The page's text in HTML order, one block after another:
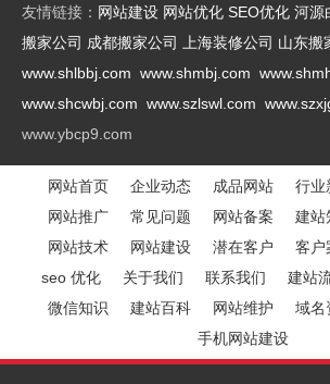
友情链接： 网站建设 网站优化 SEO优化 河源
搬家公司 成都搬家公司 上海装修公司 山东搬
www.shlbbj.com www.shmbj.com
www.shcwbj.com www.szlswl.com
www.ybcp9.com
网站首页 企业动态 成品网站 行业
网站推广
常见问题 网站备案 建站
网站技术
网站建设 潜在客户 客户
seo 优化
关于我们 联系我们 建站
微信知识
建站百科 网站维护 域名
手机网站建设